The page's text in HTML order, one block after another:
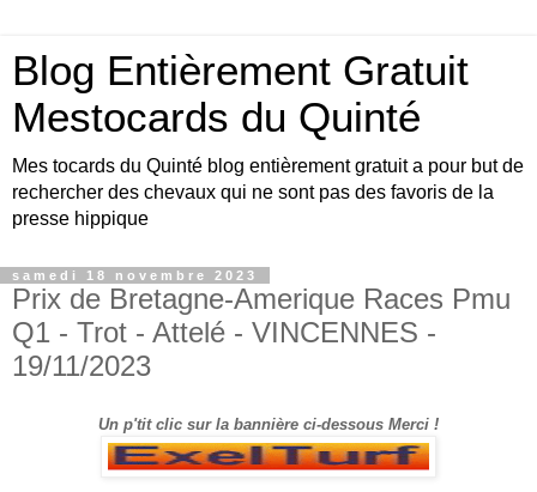
Blog Entièrement Gratuit
Mestocards du Quinté
Mes tocards du Quinté blog entièrement gratuit a pour but de
rechercher des chevaux qui ne sont pas des favoris de la
presse hippique
samedi 18 novembre 2023
Prix de Bretagne-Amerique Races Pmu
Q1 - Trot - Attelé - VINCENNES -
19/11/2023
Un p'tit clic sur la bannière ci-dessous Merci !